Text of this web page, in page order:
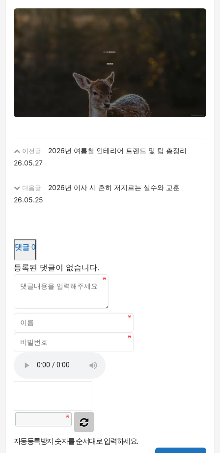
이전글
2026년 여름철 인테리어 트렌드 및 팁 총정리
26.05.27
다음글
2026년 이사 시 흔히 저지르는 실수와 교훈
26.05.25
댓글 0
등록된 댓글이 없습니다.
자동등록방지 숫자를 순서대로 입력하세요.